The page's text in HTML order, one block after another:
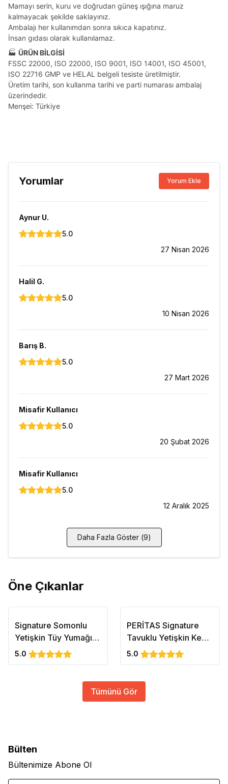
Mamayı serin, kuru ve doğrudan güneş ışığına maruz
kalmayacak şekilde saklayınız.
Ambalajı her kullanımdan sonra sıkıca kapatınız.
İnsan gıdası olarak kullanılamaz.
🏭 ÜRÜN BİLGİSİ
FSSC 22000, ISO 22000, ISO 9001, ISO 14001, ISO 45001,
ISO 22716 GMP ve HELAL belgeli tesiste üretilmiştir.
Üretim tarihi, son kullanma tarihi ve parti numarası ambalaj
üzerindedir.
Menşei: Türkiye
Yorumlar Yorum Ekle
Aynur U.
5.0
27 Nisan 2026
Halil G.
5.0
10 Nisan 2026
Barış B.
5.0
27 Mart 2026
Misafir Kullanıcı
5.0
20 Şubat 2026
Misafir Kullanıcı
5.0
12 Aralık 2025
Daha Fazla Göster(9)
Öne Çıkanlar
Signature Somonlu
Yetişkin Tüy Yumağı
Önleyici Kedi Maması
2 KG
5.0
PERİTAS Signature
Tavuklu Yetişkin Kedi
Maması 10 Kg Fresh
Paty Clinic 6 LT Kum
5.0
Tümünü Gör
Bülten
Bültenimize Abone Ol